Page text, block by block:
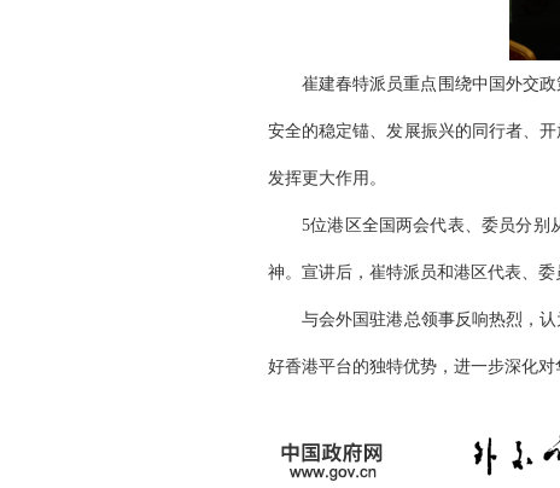
崔建春特派员重点围绕中国外交
安全的稳定锚、发展振兴的同行者、
发挥更大作用。
5位港区全国两会代表、委员分别
神。宣讲后，崔特派员和港区代表、
与会外国驻港总领事反响热烈，
好香港平台的独特优势，进一步深化对